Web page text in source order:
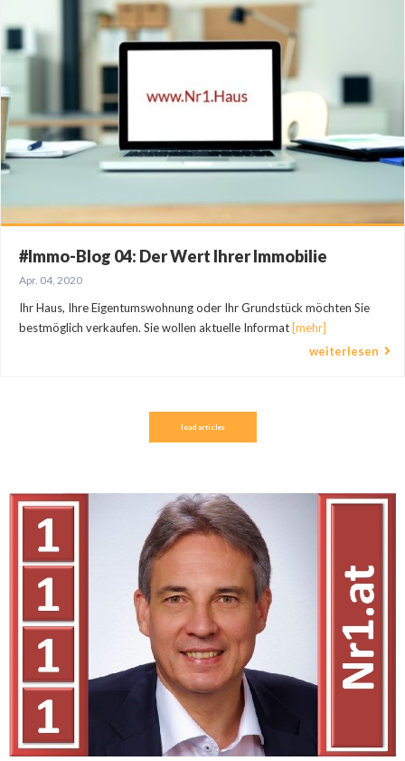
#Immo-Blog 04: Der Wert Ihrer Immobilie
Apr. 04, 2020
Ihr Haus, Ihre Eigentumswohnung oder Ihr Grundstück möchten Sie
bestmöglich verkaufen. Sie wollen aktuelle Informat [mehr]
weiterlesen
load articles